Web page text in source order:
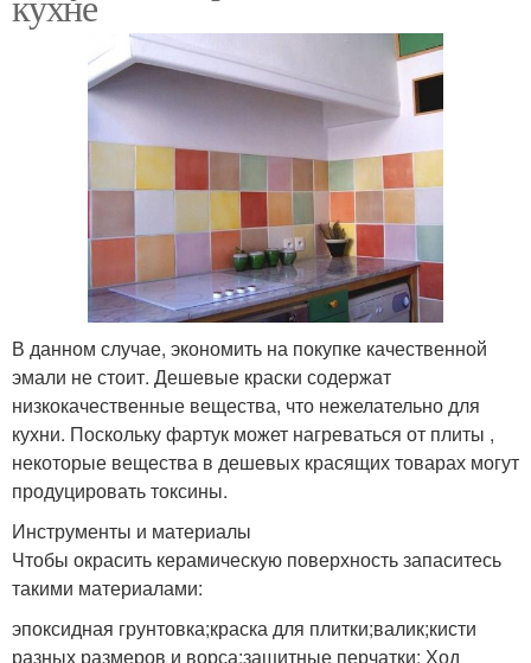
В данном случае, экономить на покупке качественной
эмали не стоит. Дешевые краски содержат
низкокачественные вещества, что нежелательно для
кухни. Поскольку фартук может нагреваться от плиты ,
некоторые вещества в дешевых красящих товарах могут
продуцировать токсины.
Инструменты и материалы
Чтобы окрасить керамическую поверхность запаситесь
такими материалами:
эпоксидная грунтовка;краска для плитки;валик;кисти
разных размеров и ворса;защитные перчатки; Ход